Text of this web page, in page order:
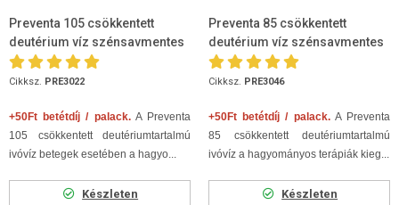
Preventa 105 csökkentett
deutérium víz szénsavmentes
1,5l
Cikksz. PRE3022
+50Ft betétdíj / palack.A Preventa
105 csökkentett deutériumtartalmú
ivóvíz betegek esetében a hagyo...
Készleten
Preventa 85 csökkentett
deutérium víz szénsavmentes
1,5l
Cikksz. PRE3046
+50Ft betétdíj / palack.A Preventa
85 csökkentett deutériumtartalmú
ivóvíz a hagyományos terápiák kieg...
Készleten